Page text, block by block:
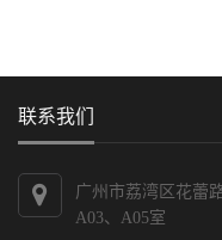
联系我们
广州市荔湾区花蕾
A03、A05室